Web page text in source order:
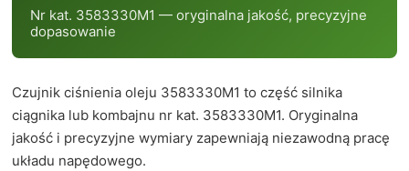
Nr kat. 3583330M1 — oryginalna jakość, precyzyjne
dopasowanie
Czujnik ciśnienia oleju 3583330M1 to część silnika
ciągnika lub kombajnu nr kat. 3583330M1. Oryginalna
jakość i precyzyjne wymiary zapewniają niezawodną pracę
układu napędowego.